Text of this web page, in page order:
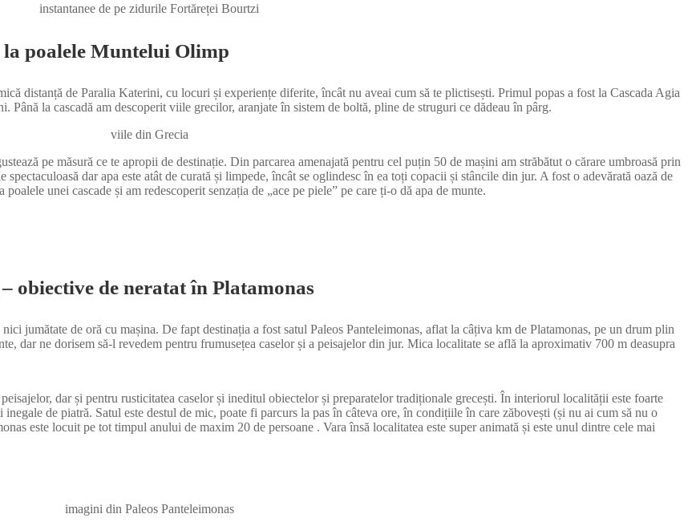
instantanee de pe zidurile Fortăreței Bourtzi
poalele Muntelui Olimp
distanță de Paralia Katerini, cu locuri și experiențe diferite, încât nu aveai cum să te plictisești. Primul popas a fost la Cascada Agia
la cascadă am descoperit viile grecilor, aranjate în sistem de boltă, pline de struguri ce dădeau în pârg.
viile din Grecia
pe măsură ce te apropii de destinație. Din parcarea amenajată pentru cel puțin 50 de mașini am străbătut o cărare umbroasă prin
dar apa este atât de curată și limpede, încât se oglindesc în ea toți copacii și stâncile din jur. A fost o adevărată oază de
unei cascade și am redescoperit senzația de „ace pe piele” pe care ți-o dă apa de munte.
obiective de neratat în Platamonas
jumătate de oră cu mașina. De fapt destinația a fost satul Paleos Panteleimonas, aflat la câțiva km de Platamonas, pe un drum plin
dar ne dorisem să-l revedem pentru frumusețea caselor și a peisajelor din jur. Mica localitate se află la aproximativ 700 m deasupra
dar și pentru rusticitatea caselor și ineditul obiectelor și preparatelor tradiționale grecești. În interiorul localității este foarte
de piatră. Satul este destul de mic, poate fi parcurs la pas în câteva ore, în condițiile în care zăbovești (și nu ai cum să nu o
este locuit pe tot timpul anului de maxim 20 de persoane . Vara însă localitatea este super animată și este unul dintre cele mai
imagini din Paleos Panteleimonas